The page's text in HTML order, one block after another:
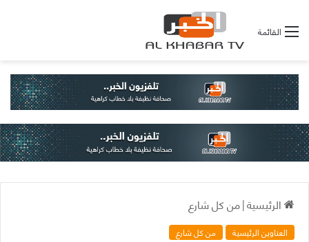
القائمة
الرئيسية|من كل شارع
العناوين الرئيسية من كل شارع